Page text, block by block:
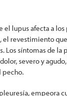
el lupus afecta a
el revestimiento
Los síntomas de la
severo y
pecho.
empeora